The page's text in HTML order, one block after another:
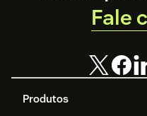
Produtos
Fale